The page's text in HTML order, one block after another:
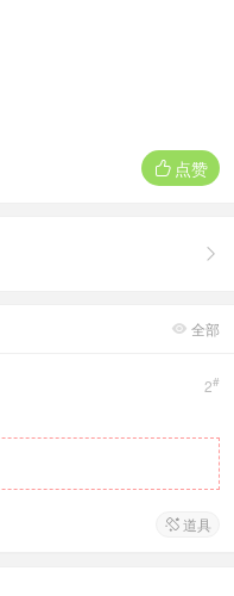
 点赞

 全部
2#
 道具